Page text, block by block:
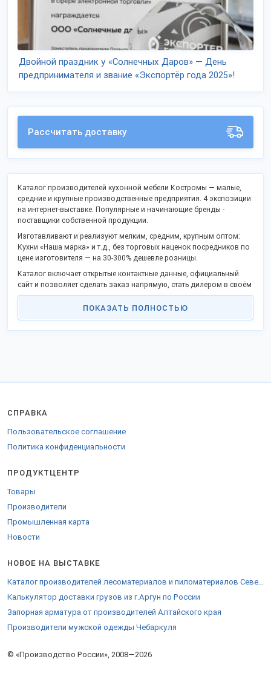
Двойной праздник у «Солнечных Даров» — День
предпринимателя и звание «Экспортёр года 2025»!
Рассчитать доставку
Каталог производителей кухонной мебели Костромы — малые,
средние и крупные производственные предприятия. 4 экспозиции
на интернет-выставке. Популярные и начинающие бренды -
поставщики собственной продукции.
Изготавливают и реализуют мелким, средним, крупным оптом:
Кухни «Наша марка» и т.д., без торговых наценок посредников по
цене изготовителя — на 30-300% дешевле розницы.
Каталог включает открытые контактные данные, официальный
сайт и позволяет сделать заказ напрямую, стать дилером в своём
регионе.
Российские изготовители активно поддерживают программу
импортозамещения и модернизации, предлагают выгодное
ПОКАЗАТЬ ПОЛНОСТЬЮ
© «Производство России», 2008—2026
СПРАВКА
Пользовательское соглашение
Политика конфиденциальности
ПРОДУКТЦЕНТР
Товары
Производители
Промышленная карта
Новости
НОВОЕ НА ВЫСТАВКЕ
Каталог производителей лесоматериалов и пиломатериалов Североуральска
Калькулятор доставки грузов из г.Аргун по России
Запорная арматура от производителей Алтайского края
Производители мужской одежды Чебаркуля